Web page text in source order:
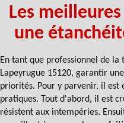
Les
une
En tant que professionnel de la
Lapeyrugue 15120, garantir
priorités. Pour y parvenir, il est
pratiques. Tout d'abord, il est
résistent aux intempéries.